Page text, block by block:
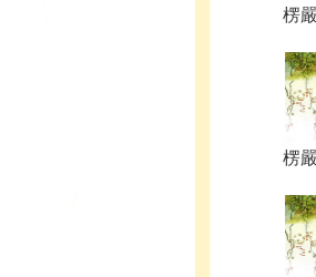
楞
楞